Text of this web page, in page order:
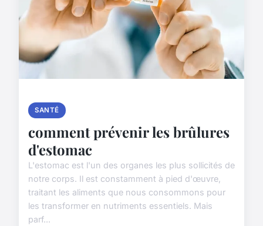
SANTÉ
comment prévenir les brûlures
d'estomac
L'estomac est l'un des organes les plus sollicités de
notre corps. Il est constamment à pied d'œuvre,
traitant les aliments que nous consommons pour
les transformer en nutriments essentiels. Mais
parf...